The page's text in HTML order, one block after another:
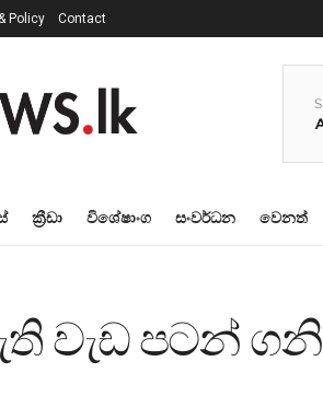
Policy Contact
ක්‍රීඩා විශේෂාංග සංවර්ධන වෙනත්
වැඩ පටන් ගනි